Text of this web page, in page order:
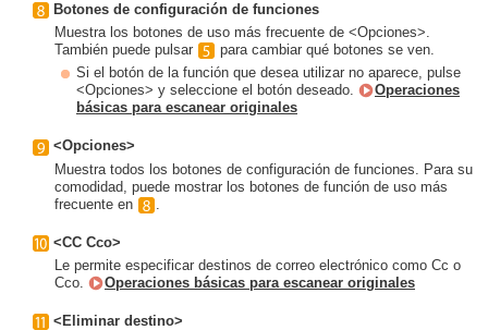
Botones de configuración de funciones
Muestra los botones de uso más frecuente de <Opciones>.
También puede pulsar
para cambiar qué botones se ven.
Si el botón de la función que desea utilizar no aparece, pulse
<Opciones> y seleccione el botón deseado.
Operaciones
básicas para escanear originales
<Opciones>
Muestra todos los botones de configuración de funciones. Para su
comodidad, puede mostrar los botones de función de uso más
frecuente en
<CC Cco>
Le permite especificar destinos de correo electrónico como Cc o
Cco.
Operaciones básicas para escanear originales
<Eliminar destino>